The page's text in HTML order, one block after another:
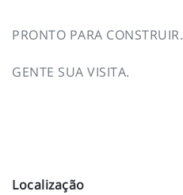
PRONTO PARA CONSTRUIR.
GENTE SUA VISITA.
Localização